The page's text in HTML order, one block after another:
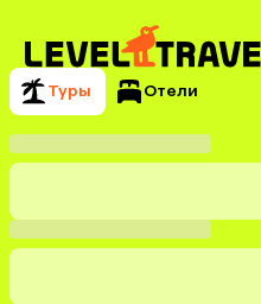
Туры Отели